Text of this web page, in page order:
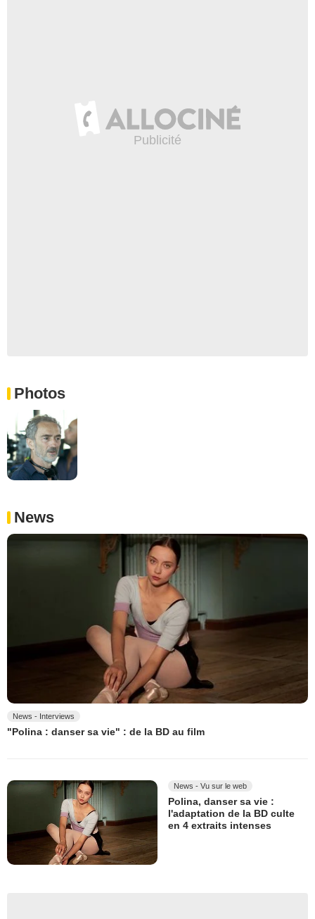
Photos
News
News - Interviews
"Polina : danser sa vie" : de la BD au film
News - Vu sur le web
Polina, danser sa vie :
l'adaptation de la BD culte
en 4 extraits intenses